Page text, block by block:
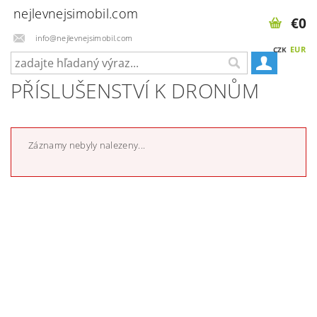
nejlevnejsimobil.com
info@nejlevnejsimobil.com
CZK EUR
€0
PŘÍSLUŠENSTVÍ K DRONŮM
Záznamy nebyly nalezeny...